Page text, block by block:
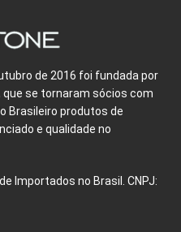
de 2016 foi fundada por
que se tornaram sócios com
Brasileiro produtos de
e qualidade no
Importados no Brasil. CNPJ: